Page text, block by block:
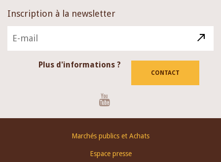
Inscription à la newsletter
Plus d'informations ?
CONTACT
Marchés publics et Achats
Espace presse